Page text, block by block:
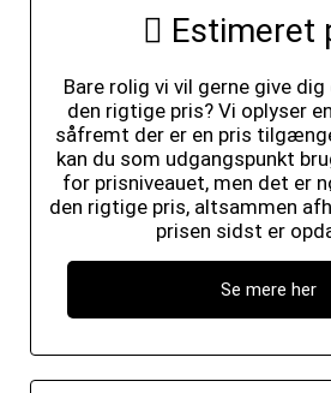
Estimeret
Bare rolig vi vil gerne give dig
den rigtige pris? Vi oplyser
såfremt der er en pris
kan du som udgangspunkt
for prisniveauet, men det er
den rigtige pris, altsammen
prisen sidst er
Se mere her